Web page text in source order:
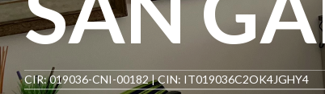
CIR: 019036-CNI-00182 | CIN: IT019036C2OK4JGHY4